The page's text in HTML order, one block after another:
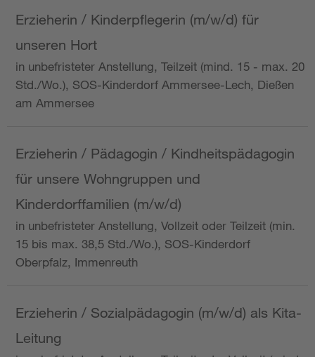
Erzieherin / Kinderpflegerin (m/w/d) für
unseren Hort
in unbefristeter Anstellung, Teilzeit (mind. 15 - max. 20
Std./Wo.), SOS-Kinderdorf Ammersee-Lech, Dießen
am Ammersee
Erzieherin / Pädagogin / Kindheitspädagogin
für unsere Wohngruppen und
Kinderdorffamilien (m/w/d)
in unbefristeter Anstellung, Vollzeit oder Teilzeit (min.
15 bis max. 38,5 Std./Wo.), SOS-Kinderdorf
Oberpfalz, Immenreuth
Erzieherin / Sozialpädagogin (m/w/d) als Kita-
Leitung